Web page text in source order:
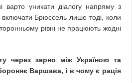
варто уникати діалогу напряму з
Брюссель лише тоді, коли
рівні не працюють жодні
через зерно між Україною та
Варшава, і в чому є рація